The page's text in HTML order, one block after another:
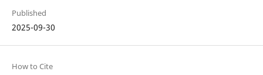
Published
2025-09-30
How to Cite